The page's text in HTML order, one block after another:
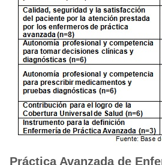
Práctica Avanzada de